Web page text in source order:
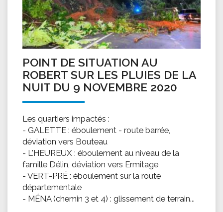
POINT DE SITUATION AU
ROBERT SUR LES PLUIES DE LA
NUIT DU 9 NOVEMBRE 2020
Les quartiers impactés :
- GALETTE : éboulement - route barrée,
déviation vers Bouteau
- L'HEUREUX : éboulement au niveau de la
famille Délin, déviation vers Ermitage
- VERT-PRÉ : éboulement sur la route
départementale
- MÉNA (chemin 3 et 4) : glissement de terrain...